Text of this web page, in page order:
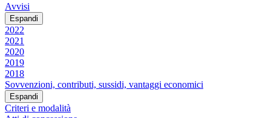
Avvisi
Espandi
2022
2021
2020
2019
2018
Sovvenzioni, contributi, sussidi, vantaggi economici
Espandi
Criteri e modalità